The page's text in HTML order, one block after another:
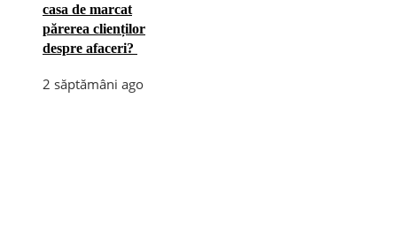
casa de marcat
părerea clienților
despre afaceri?
2 săptămâni ago